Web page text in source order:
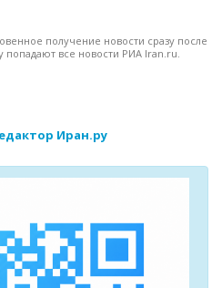
получение новости сразу после
попадают все новости РИА Iran.ru.
Иран.ру